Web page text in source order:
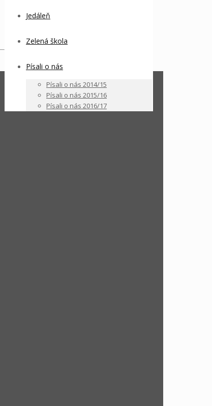
Jedáleň
Zelená škola
Písali o nás
Písali o nás 2014/15
Písali o nás 2015/16
Písali o nás 2016/17